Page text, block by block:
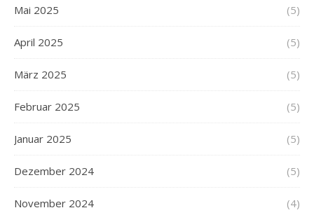
Mai 2025 (5)
April 2025 (5)
März 2025 (5)
Februar 2025 (5)
Januar 2025 (5)
Dezember 2024 (5)
November 2024 (4)